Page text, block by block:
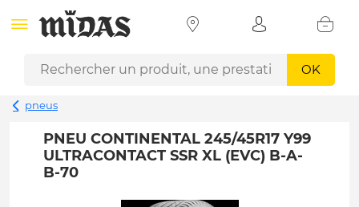
OK
pneus
PNEU CONTINENTAL 245/45R17 Y99
ULTRACONTACT SSR XL (EVC) B-A-
B-70